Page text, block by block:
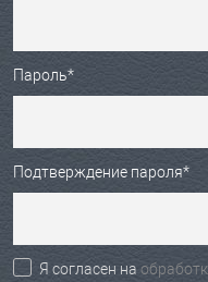
Пароль*
Подтверждение пароля*
Я согласен на